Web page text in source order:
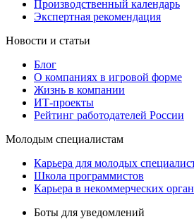
Производственный календарь
Экспертная рекомендация
Новости и статьи
Блог
О компаниях в игровой форме
Жизнь в компании
ИТ-проекты
Рейтинг работодателей России
Молодым специалистам
Карьера для молодых
Школа программистов
Карьера в некоммерческих
Боты для уведомлений